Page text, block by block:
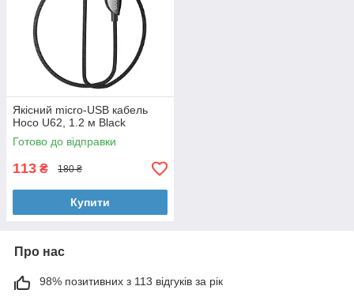
Якісний micro-USB кабель
Hoco U62, 1.2 м Black
Готово до відправки
113 ₴ 180 ₴
Купити
Про нас
98% позитивних з 113 відгуків за рік